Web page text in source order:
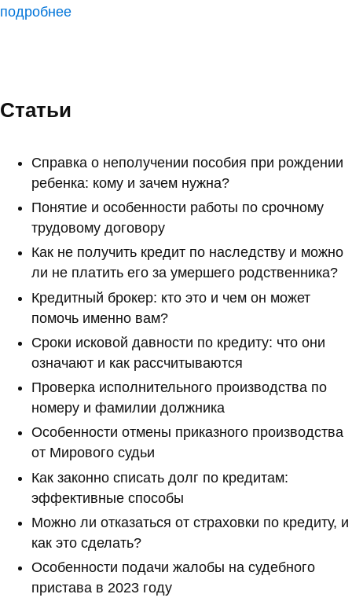
подробнее
Статьи
Справка о неполучении пособия при рождении
ребенка: кому и зачем нужна?
Понятие и особенности работы по срочному
трудовому договору
Как не получить кредит по наследству и можно
ли не платить его за умершего родственника?
Кредитный брокер: кто это и чем он может
помочь именно вам?
Сроки исковой давности по кредиту: что они
означают и как рассчитываются
Проверка исполнительного производства по
номеру и фамилии должника
Особенности отмены приказного производства
от Мирового судьи
Как законно списать долг по кредитам:
эффективные способы
Можно ли отказаться от страховки по кредиту, и
как это сделать?
Особенности подачи жалобы на судебного
пристава в 2023 году